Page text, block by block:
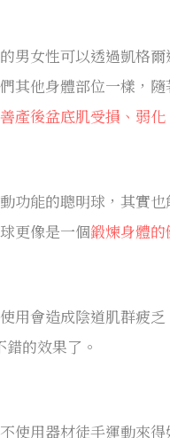
男女性可以透過凱格爾
其他身體部位一樣，
產後盆底肌受損、弱化
功能的聰明球，其實
更像是一個鍛煉身體
用會造成陰道肌群疲
的效果了。
使用器材徒手運動來